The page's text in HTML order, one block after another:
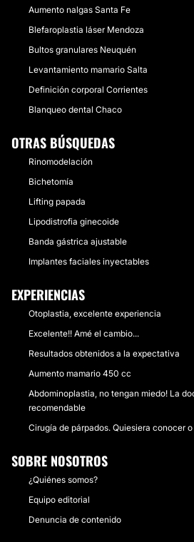
Aumento nalgas Santa Fe
Blefaroplastia láser Mendoza
Bultos granulares Neuquén
Levantamiento mamario Salta
Definición corporal Corrientes
Blanqueo dental Chaco
OTRAS BÚSQUEDAS
Rinomodelación
Bichetomía
Lifting papada
Lipodistrofia ginecoide
Banda gástrica ajustable
Implantes faciales inyectables
EXPERIENCIAS
Otoplastia, excelente experiencia
Excelente!! Amé el cambio...
Resultados obtenidos a la expectativa
Aumento mamario 450 cc
Abdominoplastia, no tengan miedo! La
recomendable
Cirugía de párpados. Quiesiera conocer
SOBRE NOSOTROS
¿Quiénes somos?
Equipo editorial
Denuncia de contenido